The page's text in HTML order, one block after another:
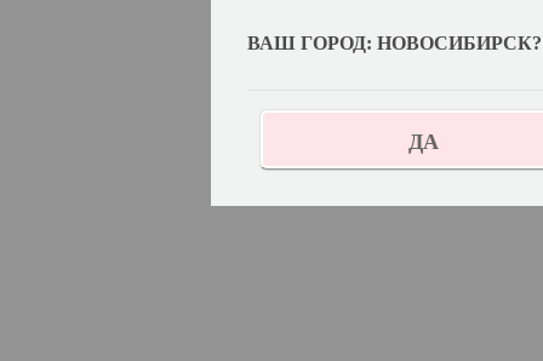
ВАШ ГОРОД: НОВОСИБИРСК?
ДА